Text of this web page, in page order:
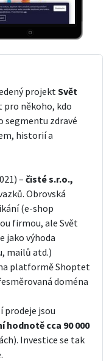
projekt Svět
pro někoho, kdo
segmentu zdravé
historií a
– čisté s.r.o.,
Obrovská
(e-shop
firmou, ale Svět
jako výhoda
mailů atd.)
platformě Shoptet
doména
prodeje jsou
hodnotě cca 90 000
Investice se tak